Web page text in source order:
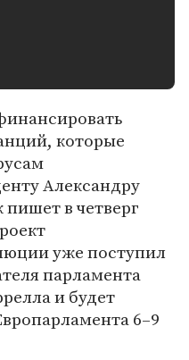
которые
Александру
в четверг
уже поступил
парламента
и будет
6–9